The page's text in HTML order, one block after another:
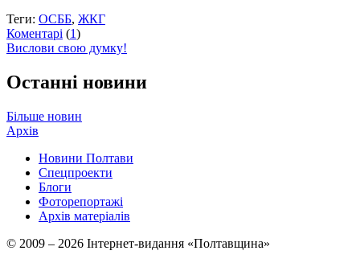
Теги: ОСББ, ЖКГ
Коментарі (1)
Вислови свою думку!
Останні новини
Більше новин
Архів
Новини Полтави
Спецпроекти
Блоги
Фоторепортажі
Архів матеріалів
© 2009 – 2026 Інтернет-видання «Полтавщина»